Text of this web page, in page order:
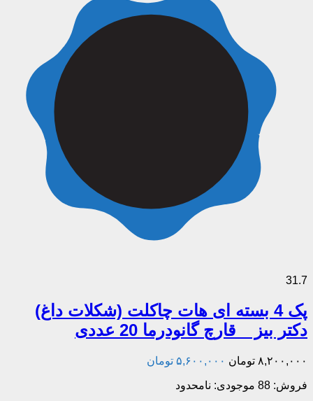
31.7
پک 4 بسته ای هات چاکلت (شکلات داغ)
دکتر بیز _ قارچ گانودرما 20 عددی
۸,۲۰۰,۰۰۰ تومان ۵,۶۰۰,۰۰۰ تومان
فروش: 88 موجودی: نامحدود